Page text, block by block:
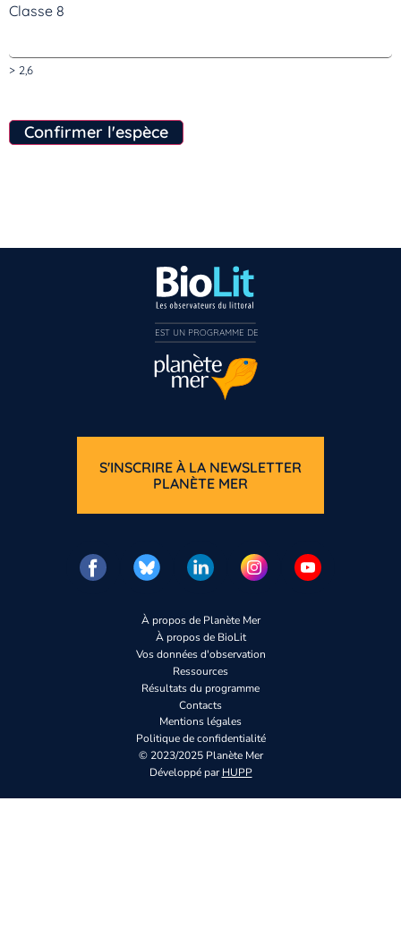
Classe 8
> 2,6
Confirmer l'espèce
À propos de Planète Mer
À propos de BioLit
Vos données d'observation
Ressources
Résultats du programme
Contacts
Mentions légales
Politique de confidentialité
© 2023/2025 Planète Mer
Développé parHUPP
S'INSCRIRE À LA NEWSLETTER
PLANÈTE MER